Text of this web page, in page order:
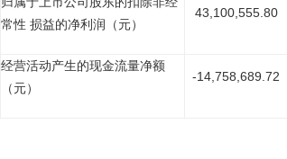
常性 损益的净利润（元）
43,100,555.80
经营活动产生的现金流量净额
（元）
-14,758,689.72